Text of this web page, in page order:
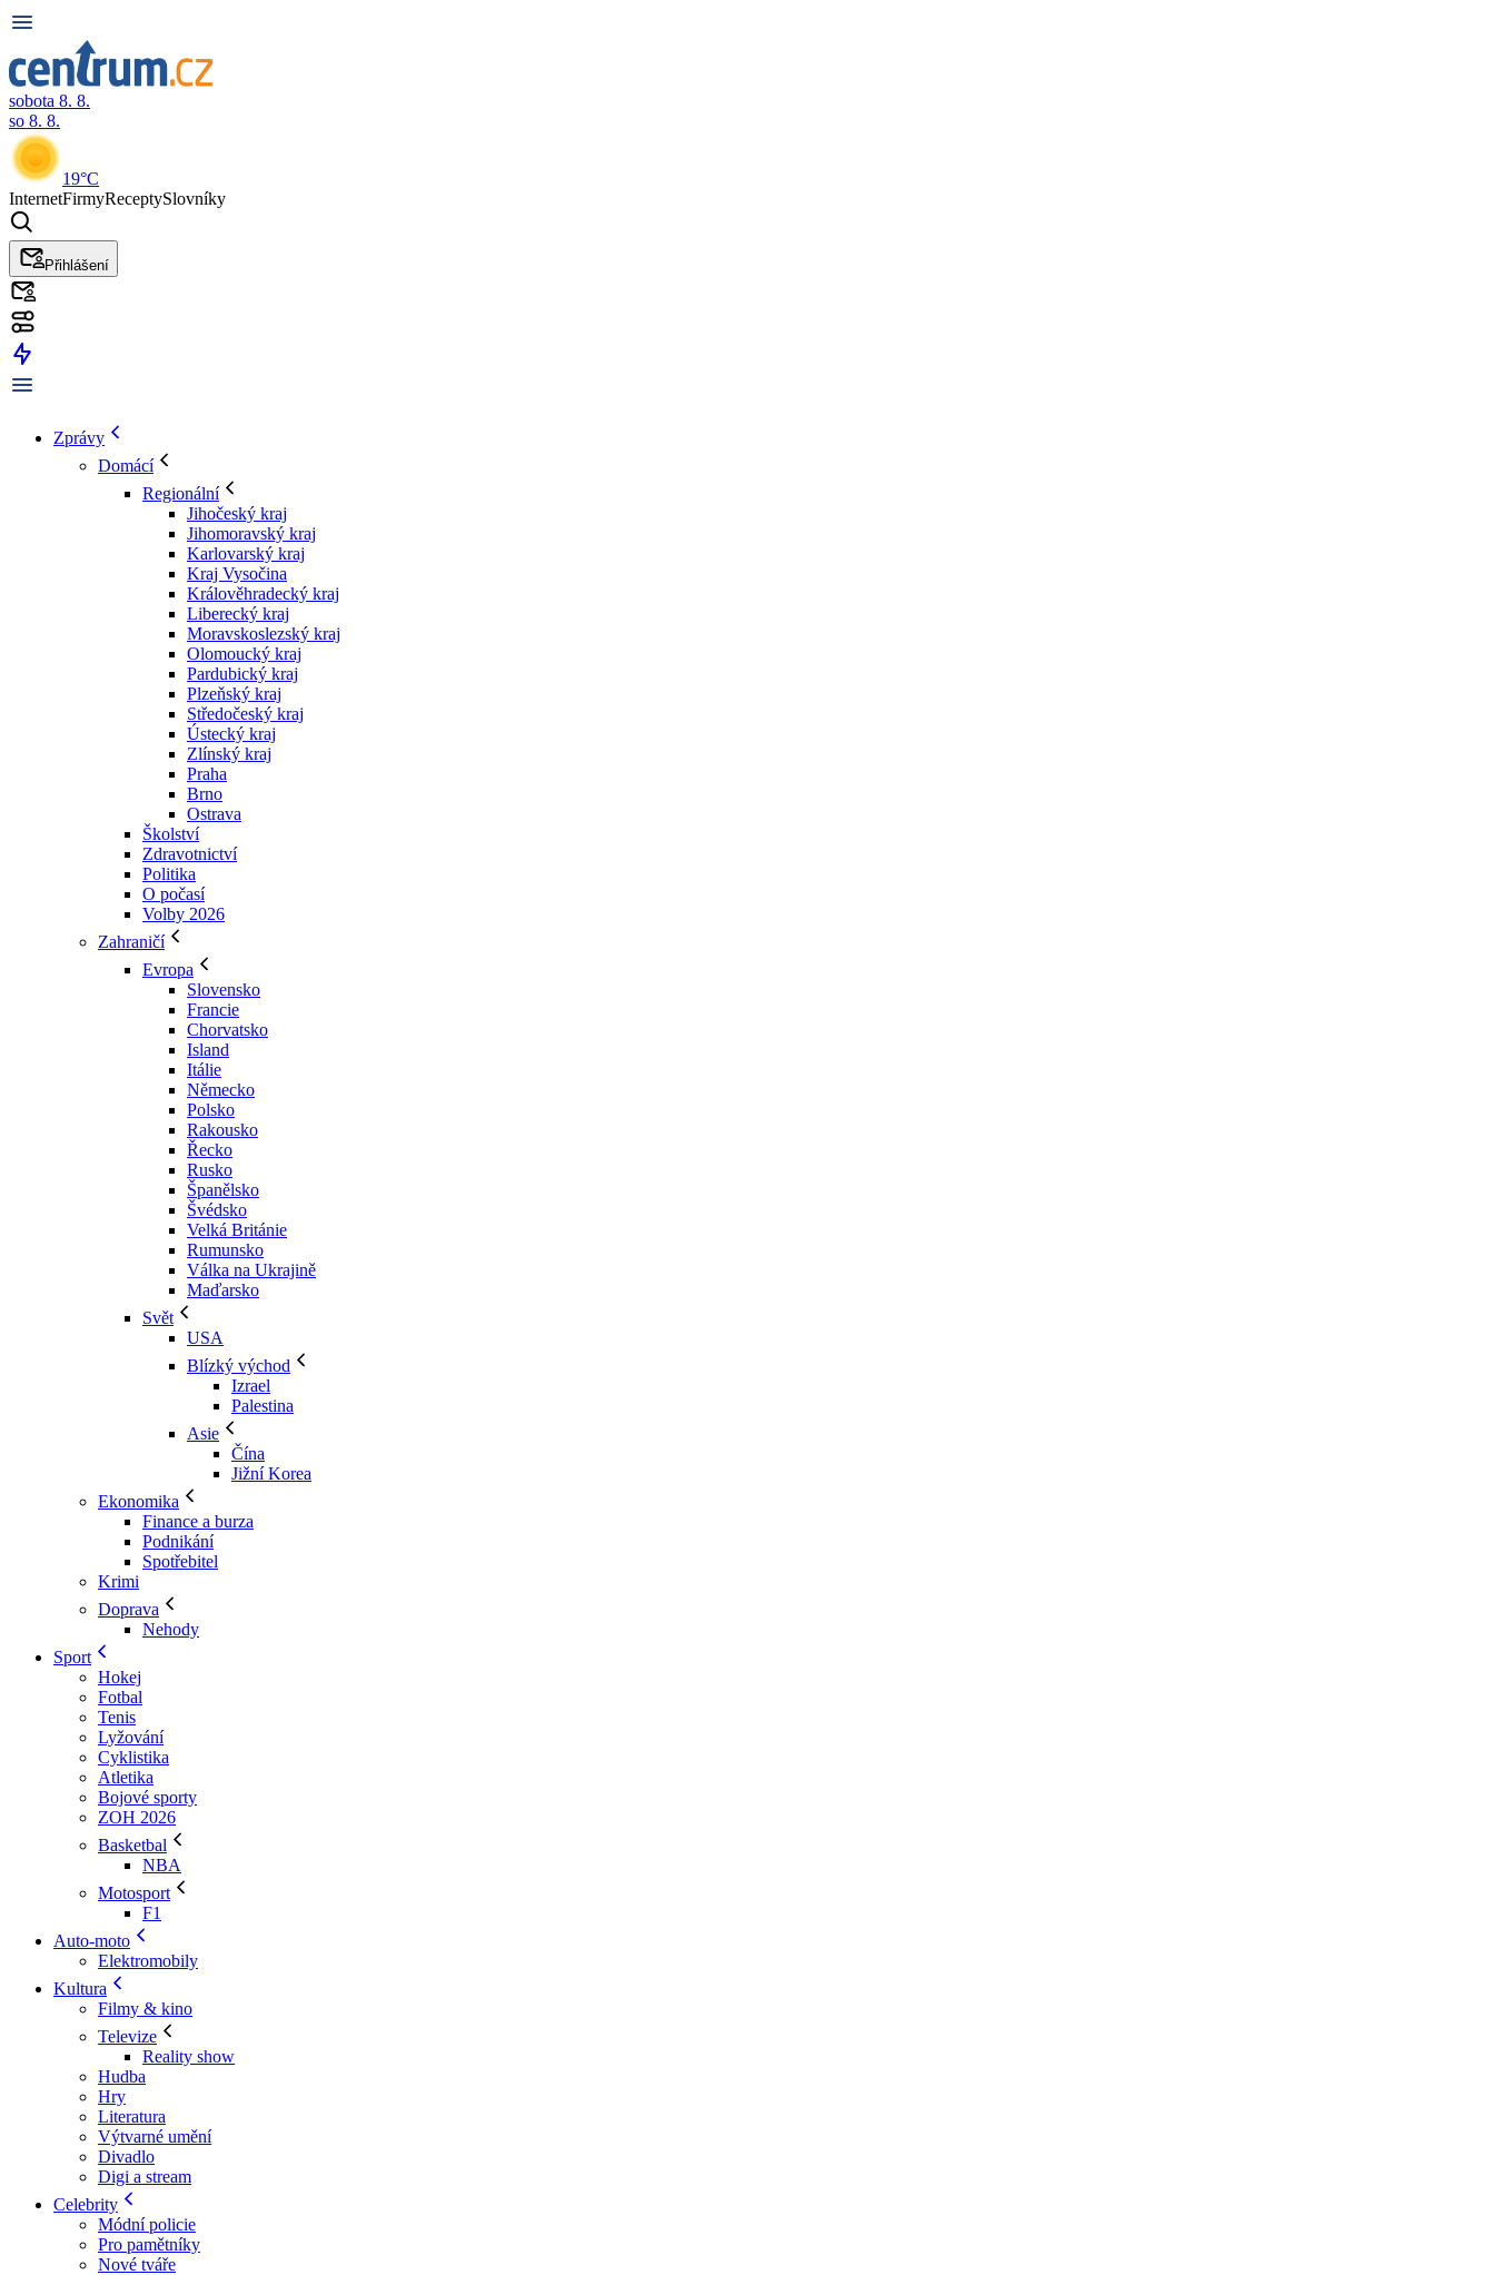
sobota 8. 8.
so 8. 8.
19°C
InternetFirmyReceptySlovníky
Přihlášení
Zprávy
Domácí
Regionální
Jihočeský kraj
Jihomoravský kraj
Karlovarský kraj
Kraj Vysočina
Králověhradecký kraj
Liberecký kraj
Moravskoslezský kraj
Olomoucký kraj
Pardubický kraj
Plzeňský kraj
Středočeský kraj
Ústecký kraj
Zlínský kraj
Praha
Brno
Ostrava
Školství
Zdravotnictví
Politika
O počasí
Volby 2026
Zahraničí
Evropa
Slovensko
Francie
Chorvatsko
Island
Itálie
Německo
Polsko
Rakousko
Řecko
Rusko
Španělsko
Švédsko
Velká Británie
Rumunsko
Válka na Ukrajině
Maďarsko
Svět
USA
Blízký východ
Izrael
Palestina
Asie
Čína
Jižní Korea
Ekonomika
Finance a burza
Podnikání
Spotřebitel
Krimi
Doprava
Nehody
Sport
Hokej
Fotbal
Tenis
Lyžování
Cyklistika
Atletika
Bojové sporty
ZOH 2026
Basketbal
NBA
Motosport
F1
Auto-moto
Elektromobily
Kultura
Filmy & kino
Televize
Reality show
Hudba
Hry
Literatura
Výtvarné umění
Divadlo
Digi a stream
Celebrity
Módní policie
Pro pamětníky
Nové tváře